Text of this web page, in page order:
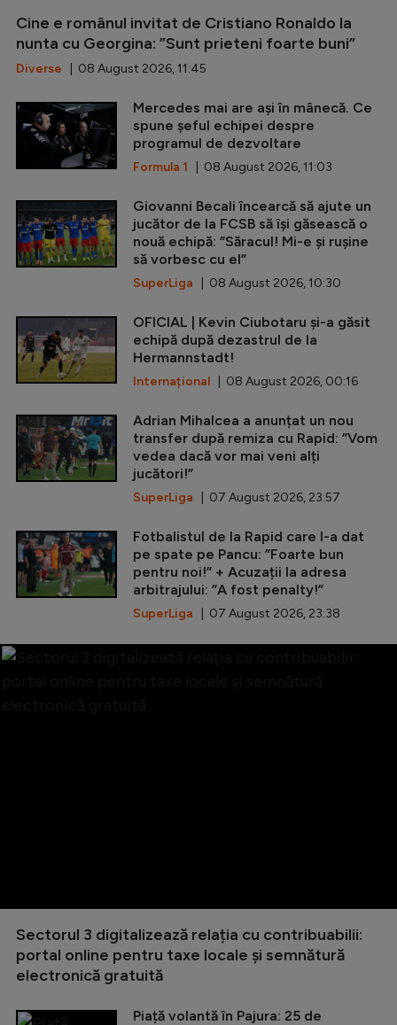
Cine e românul invitat de Cristiano Ronaldo la
nunta cu Georgina: ”Sunt prieteni foarte buni”
Diverse | 08 August 2026, 11:45
Mercedes mai are ași în mânecă. Ce
spune șeful echipei despre
programul de dezvoltare
Formula 1 | 08 August 2026, 11:03
Giovanni Becali încearcă să ajute un
jucător de la FCSB să își găsească o
nouă echipă: ”Săracul! Mi-e și rușine
să vorbesc cu el”
SuperLiga | 08 August 2026, 10:30
OFICIAL | Kevin Ciubotaru și-a găsit
echipă după dezastrul de la
Hermannstadt!
Internațional | 08 August 2026, 00:16
Adrian Mihalcea a anunțat un nou
transfer după remiza cu Rapid: ”Vom
vedea dacă vor mai veni alți
jucători!”
SuperLiga | 07 August 2026, 23:57
Fotbalistul de la Rapid care l-a dat
pe spate pe Pancu: ”Foarte bun
pentru noi!” + Acuzații la adresa
arbitrajului: ”A fost penalty!”
SuperLiga | 07 August 2026, 23:38
Sectorul 3 digitalizează relația cu contribuabilii:
portal online pentru taxe locale și semnătură
electronică gratuită
Piață volantă în Pajura: 25 de